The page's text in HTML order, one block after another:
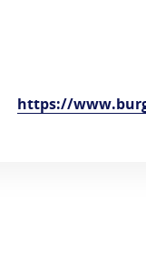
https://